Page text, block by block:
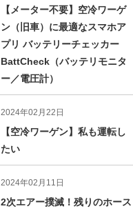
【メーター不要】空冷ワーゲ
ン（旧車）に最適なスマホア
プリ バッテリーチェッカー
BattCheck（バッテリモニタ
ー／電圧計）
2024年02月22日
【空冷ワーゲン】私も運転し
たい
2024年02月11日
2次エアー撲滅！残りのホース